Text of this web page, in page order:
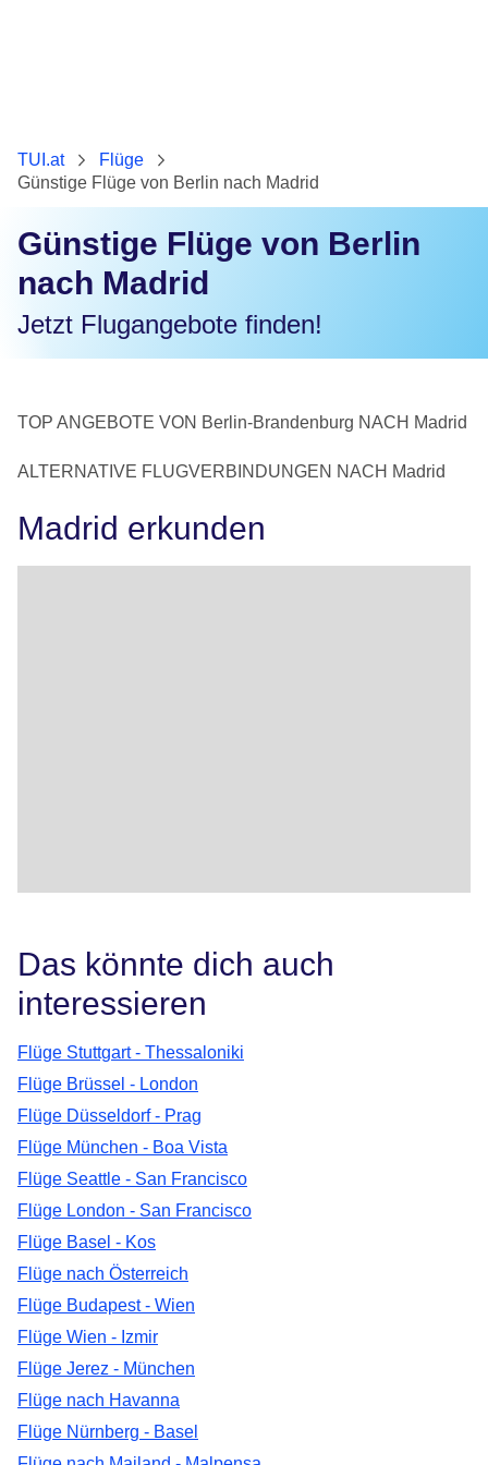
TUI.at
Flüge
Günstige Flüge von Berlin nach Madrid
Günstige Flüge von Berlin
nach Madrid
Jetzt Flugangebote finden!
TOP ANGEBOTE VON Berlin-Brandenburg NACH Madrid
ALTERNATIVE FLUGVERBINDUNGEN NACH Madrid
Madrid erkunden
Das könnte dich auch
interessieren
Flüge Stuttgart - Thessaloniki
Flüge Brüssel - London
Flüge Düsseldorf - Prag
Flüge München - Boa Vista
Flüge Seattle - San Francisco
Flüge London - San Francisco
Flüge Basel - Kos
Flüge nach Österreich
Flüge Budapest - Wien
Flüge Wien - Izmir
Flüge Jerez - München
Flüge nach Havanna
Flüge Nürnberg - Basel